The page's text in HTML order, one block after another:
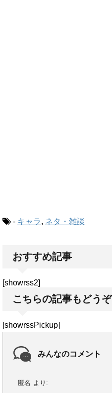
- キャラ, ネタ・雑談
おすすめ記事
[showrss2]
こちらの記事もどうぞ
[showrssPickup]
みんなのコメント
匿名 より: